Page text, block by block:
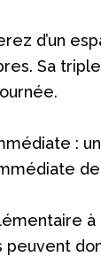
d’un
Sa
:
à
peuvent